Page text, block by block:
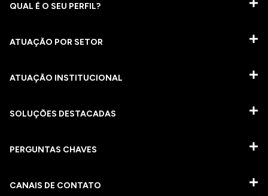
QUAL É O SEU PERFIL?
ATUAÇÃO POR SETOR
ATUAÇÃO INSTITUCIONAL
SOLUÇÕES DESTACADAS
PERGUNTAS CHAVES​
CANAIS DE CONTATO